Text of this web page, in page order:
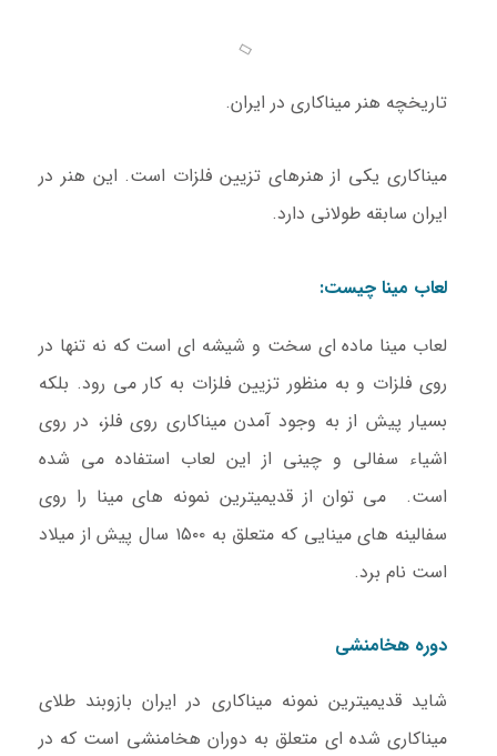
تاریخچه هنر میناکاری در ایران.
میناکاری یکی از هنرهای تزیین فلزات است. این هنر در
ایران سابقه طولانی دارد.
لعاب مینا چیست:
لعاب مینا ماده ای سخت و شیشه ای است که نه تنها در
روی فلزات و به منظور تزیین فلزات به کار می رود. بلکه
بسیار پیش از به وجود آمدن میناکاری روی فلز، در روی
اشیاء سفالی و چینی از این لعاب استفاده می شده
است. می توان از قدیمیترین نمونه های مینا را روی
سفالینه های مینایی که متعلق به ۱۵۰۰ سال پیش از میلاد
است نام برد.
دوره هخامنشی
شاید قدیمیترین نمونه میناکاری در ایران بازوبند طلای
میناکاری شده ای متعلق به دوران هخامنشی است که در